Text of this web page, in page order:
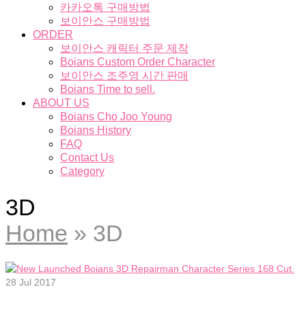
카카오톡 구매방법
보이안스 구매방법
ORDER
보이안스 캐릭터 주문 제작
Boians Custom Order Character
보이안스 조주영 시간 판매
Boians Time to sell.
ABOUT US
Boians Cho Joo Young
Boians History
FAQ
Contact Us
Category
3D
Home » 3D
28 Jul 2017